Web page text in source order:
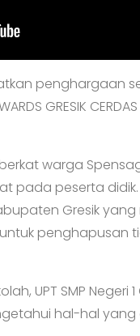
penghargaan
GRESIK
warga
peserta didik.
Gresik
penghapusan
UPT SMP
hal-hal yang